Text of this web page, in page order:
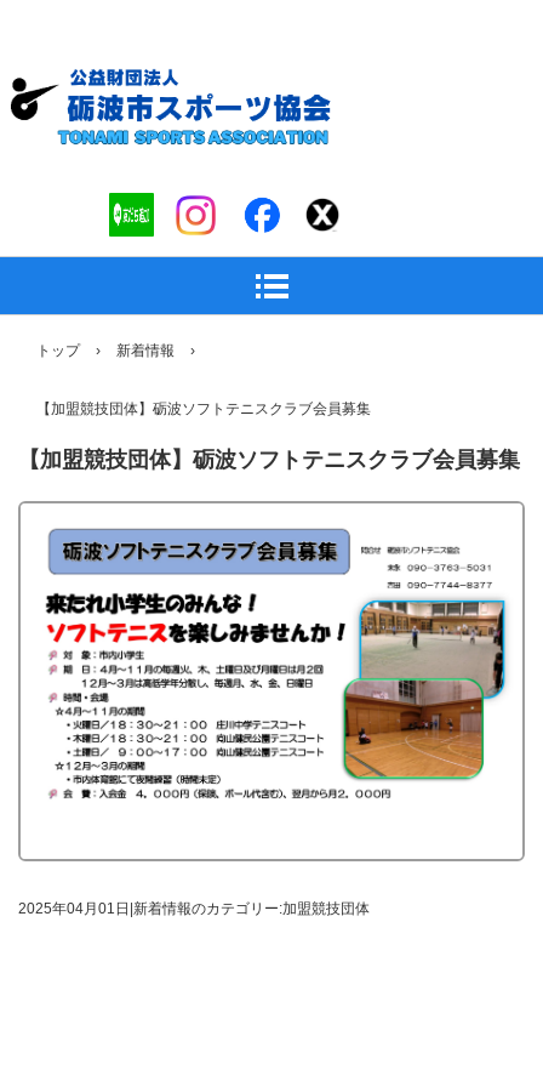
トップ › 新着情報 ›
【加盟競技団体】砺波ソフトテニスクラブ会員募集
【加盟競技団体】砺波ソフトテニスクラブ会員募集
2025年04月01日 |新着情報のカテゴリー:加盟競技団体